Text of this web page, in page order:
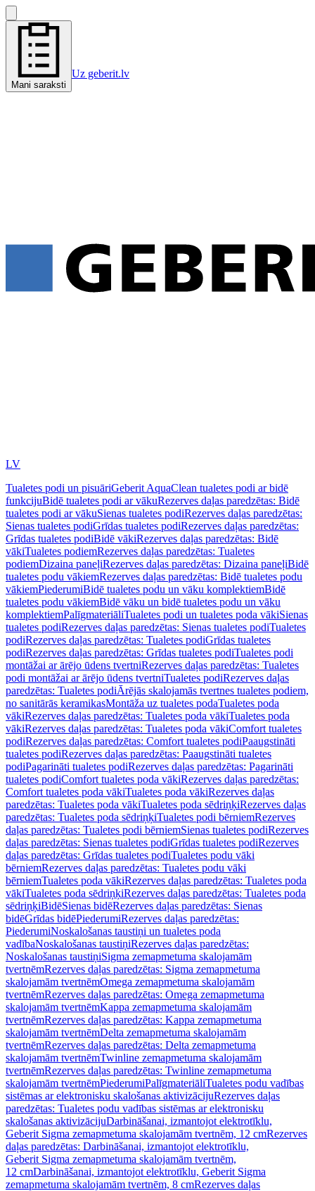
Mani saraksti
Uz geberit.lv
LV
Tualetes podi un pisuāriGeberit AquaClean tualetes podi ar bidē
funkcijuBidē tualetes podi ar vākuRezerves daļas paredzētas: Bidē
tualetes podi ar vākuSienas tualetes podiRezerves daļas paredzētas:
Sienas tualetes podiGrīdas tualetes podiRezerves daļas paredzētas:
Grīdas tualetes podiBidē vākiRezerves daļas paredzētas: Bidē
vākiTualetes podiemRezerves daļas paredzētas: Tualetes
podiemDizaina paneļiRezerves daļas paredzētas: Dizaina paneļiBidē
tualetes podu vākiemRezerves daļas paredzētas: Bidē tualetes podu
vākiemPiederumiBidē tualetes podu un vāku komplektiemBidē
tualetes podu vākiemBidē vāku un bidē tualetes podu un vāku
komplektiemPalīgmateriāliTualetes podi un tualetes poda vākiSienas
tualetes podiRezerves daļas paredzētas: Sienas tualetes podiTualetes
podiRezerves daļas paredzētas: Tualetes podiGrīdas tualetes
podiRezerves daļas paredzētas: Grīdas tualetes podiTualetes podi
montāžai ar ārējo ūdens tvertniRezerves daļas paredzētas: Tualetes
podi montāžai ar ārējo ūdens tvertniTualetes podiRezerves daļas
paredzētas: Tualetes podiĀrējās skalojamās tvertnes tualetes podiem,
no sanitārās keramikasMontāža uz tualetes podaTualetes poda
vākiRezerves daļas paredzētas: Tualetes poda vākiTualetes poda
vākiRezerves daļas paredzētas: Tualetes poda vākiComfort tualetes
podiRezerves daļas paredzētas: Comfort tualetes podiPaaugstināti
tualetes podiRezerves daļas paredzētas: Paaugstināti tualetes
podiPagarināti tualetes podiRezerves daļas paredzētas: Pagarināti
tualetes podiComfort tualetes poda vākiRezerves daļas paredzētas:
Comfort tualetes poda vākiTualetes poda vākiRezerves daļas
paredzētas: Tualetes poda vākiTualetes poda sēdriņķiRezerves daļas
paredzētas: Tualetes poda sēdriņķiTualetes podi bērniemRezerves
daļas paredzētas: Tualetes podi bērniemSienas tualetes podiRezerves
daļas paredzētas: Sienas tualetes podiGrīdas tualetes podiRezerves
daļas paredzētas: Grīdas tualetes podiTualetes podu vāki
bērniemRezerves daļas paredzētas: Tualetes podu vāki
bērniemTualetes poda vākiRezerves daļas paredzētas: Tualetes poda
vākiTualetes poda sēdriņķiRezerves daļas paredzētas: Tualetes poda
sēdriņķiBidēSienas bidēRezerves daļas paredzētas: Sienas
bidēGrīdas bidēPiederumiRezerves daļas paredzētas:
PiederumiNoskalošanas taustiņi un tualetes poda
vadībaNoskalošanas taustiņiRezerves daļas paredzētas:
Noskalošanas taustiņiSigma zemapmetuma skalojamām
tvertnēmRezerves daļas paredzētas: Sigma zemapmetuma
skalojamām tvertnēmOmega zemapmetuma skalojamām
tvertnēmRezerves daļas paredzētas: Omega zemapmetuma
skalojamām tvertnēmKappa zemapmetuma skalojamām
tvertnēmRezerves daļas paredzētas: Kappa zemapmetuma
skalojamām tvertnēmDelta zemapmetuma skalojamām
tvertnēmRezerves daļas paredzētas: Delta zemapmetuma
skalojamām tvertnēmTwinline zemapmetuma skalojamām
tvertnēmRezerves daļas paredzētas: Twinline zemapmetuma
skalojamām tvertnēmPiederumiPalīgmateriāliTualetes podu vadības
sistēmas ar elektronisku skalošanas aktivizācijuRezerves daļas
paredzētas: Tualetes podu vadības sistēmas ar elektronisku
skalošanas aktivizācijuDarbināšanai, izmantojot elektrotīklu,
Geberit Sigma zemapmetuma skalojamām tvertnēm, 12 cmRezerves
daļas paredzētas: Darbināšanai, izmantojot elektrotīklu,
Geberit Sigma zemapmetuma skalojamām tvertnēm,
12 cmDarbināšanai, izmantojot elektrotīklu, Geberit Sigma
zemapmetuma skalojamām tvertnēm, 8 cmRezerves daļas